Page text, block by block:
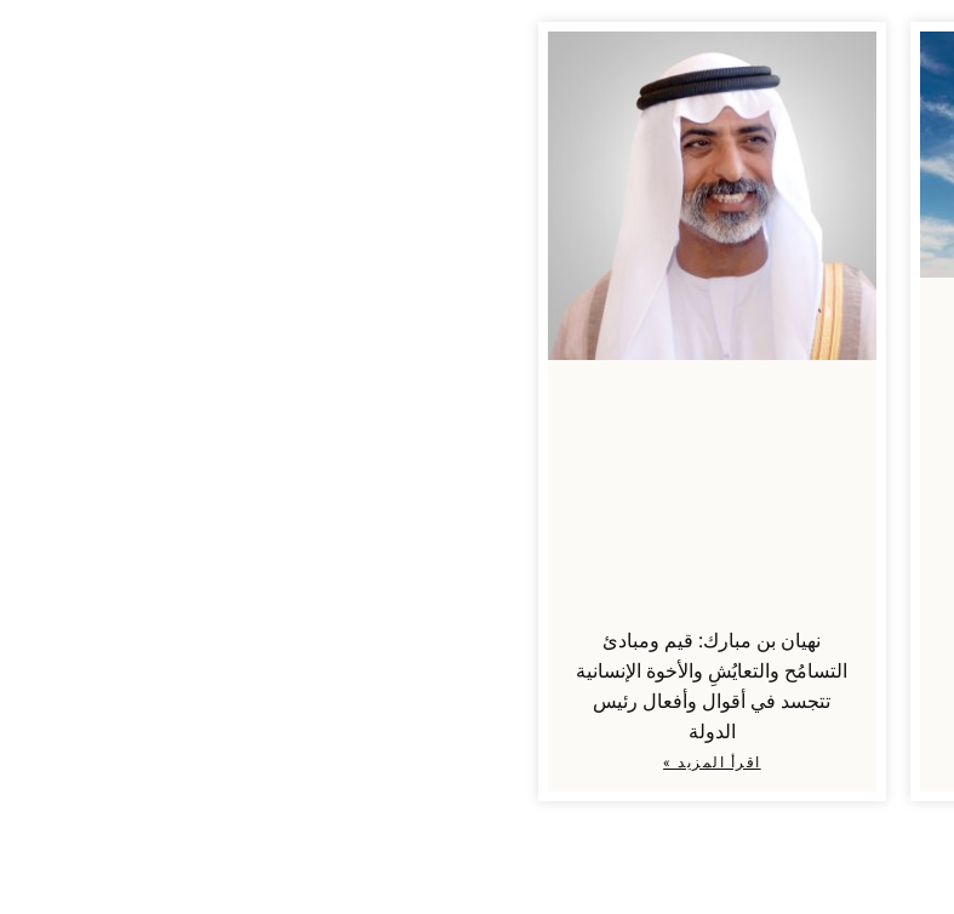
نهيان بن مبارك: قيم ومبادئ
التسامُح والتعايُشِ والأخوة الإنسانية
تتجسد في أقوال وأفعال رئيس
الدولة
اقرأ المزيد »